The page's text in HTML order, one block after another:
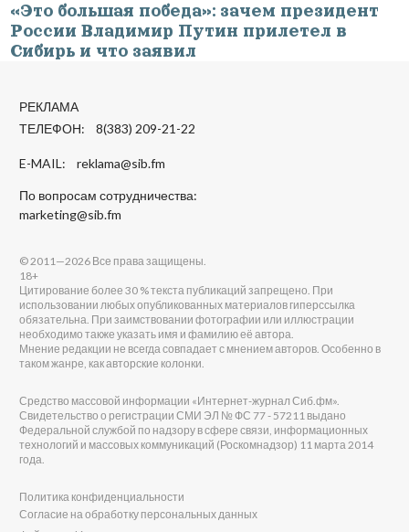
«Это большая победа»: зачем президент
России Владимир Путин прилетел в
Сибирь и что заявил
РЕКЛАМА
ТЕЛЕФОН: 8(383) 209-21-22
E-MAIL: reklama@sib.fm
По вопросам сотрудничества:
marketing@sib.fm
© 2011—2026 Все права защищены.
18+
Цитирование более 30 % текста публикаций запрещено. При
использовании любых опубликованных материалов гиперссылка
обязательна. При заимствовании фотографии или иллюстрации
необходимо также указать имя и фамилию её автора.
Мнение редакции не всегда совпадает с мнением авторов. Особенно в
таком жанре, как авторские колонки.
Средство массовой информации «Интернет-журнал Сиб.фм».
Свидетельство о регистрации СМИ ЭЛ № ФС 77 - 57211 выдано
Федеральной службой по надзору в сфере связи, информационных
технологий и массовых коммуникаций (Роскомнадзор) 11 марта 2014
года.
Политика конфиденциальности
Согласие на обработку персональных данных